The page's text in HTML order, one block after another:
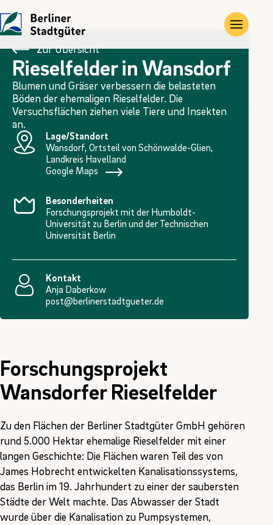
UNTERNEHMEN
Die Stadtgüter
Vor Ort
Historie
LEISTUNGEN
Angebote
Gewerbe- und Privat­immobilien
Landwirtschaftliche Flächen und Güter
Erneuerbare Energien
JOBS
Übersicht
Ausbildung
FÖJ
Zur Übersicht
Rieselfelder in Wansdorf
Blumen und Gräser verbessern die belasteten
Böden der ehemaligen Rieselfelder. Die
Versuchsflächen ziehen viele Tiere und Insekten
an.
Lage/Standort
Wansdorf, Ortsteil von Schönwalde-Glien,
Landkreis Havelland
Google Maps
Besonderheiten
Forschungsprojekt mit der Humboldt-
Universität zu Berlin und der Technischen
Universität Berlin
Kontakt
Anja Daberkow
post@berlinerstadtgueter.de
Forschungsprojekt
Wansdorfer Rieselfelder
Zu den Flächen der Berliner Stadtgüter GmbH gehören
rund 5.000 Hektar ehemalige Rieselfelder mit einer
langen Geschichte: Die Flächen waren Teil des von
James Hobrecht entwickelten Kanalisationssystems,
das Berlin im 19. Jahrhundert zu einer der saubersten
Städte der Welt machte. Das Abwasser der Stadt
wurde über die Kanalisation zu Pumpsystemen,